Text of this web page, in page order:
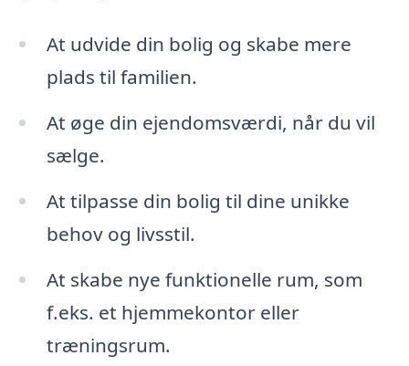
At udvide din bolig og skabe mere
plads til familien.
At øge din ejendomsværdi, når du vil
sælge.
At tilpasse din bolig til dine unikke
behov og livsstil.
At skabe nye funktionelle rum, som
f.eks. et hjemmekontor eller
træningsrum.